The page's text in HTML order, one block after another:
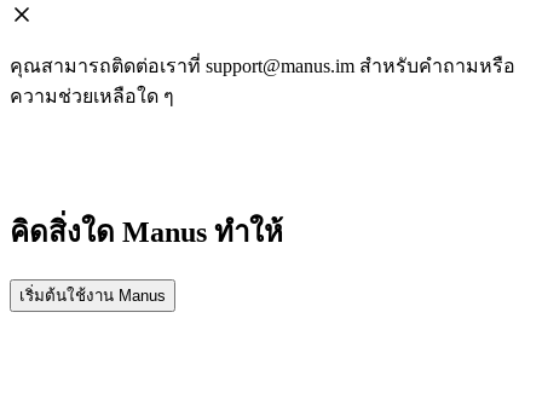
คุณสามารถติดต่อเราที่ support@manus.im สำหรับคำถามหรือ
ความช่วยเหลือใด ๆ
คิดสิ่งใด Manus ทำให้
เริ่มต้นใช้งาน Manus